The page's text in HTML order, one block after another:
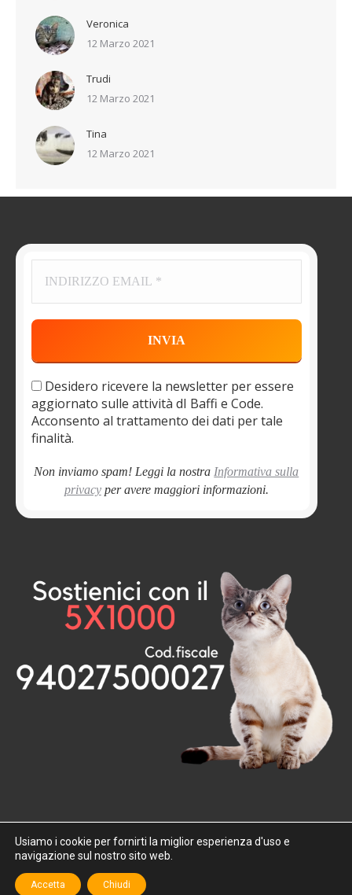
Veronica
12 Marzo 2021
Trudi
12 Marzo 2021
Tina
12 Marzo 2021
Desidero ricevere la newsletter per essere
aggiornato sulle attività dI Baffi e Code.
Acconsento al trattamento dei dati per tale
finalità.
Non inviamo spam! Leggi la nostra Informativa sulla
privacyper avere maggiori informazioni.
2026 - Baffi e Code ODV
Usiamo i cookie per fornirti la miglior esperienza d'uso e
navigazione sul nostro sito web.
Accetta Chiudi